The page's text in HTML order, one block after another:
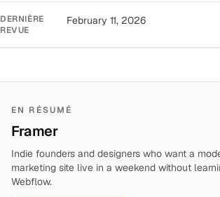
DERNIÈRE
REVUE
February 11, 2026
EN RÉSUMÉ
Framer
Indie founders and designers who want a
marketing site live in a weekend without
Webflow.